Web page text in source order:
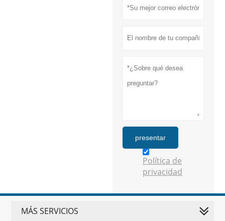
presentar
Política de
privacidad
MÁS SERVICIOS